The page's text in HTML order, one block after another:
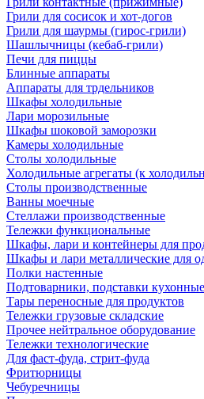
Грили для сосисок и хот-догов
Грили для шаурмы (гирос-грили)
Шашлычницы (кебаб-грили)
Печи для пиццы
Блинные аппараты
Аппараты для трдельников
Шкафы холодильные
Лари морозильные
Шкафы шоковой заморозки
Камеры холодильные
Столы холодильные
Холодильные агрегаты (к
Столы производственные
Ванны моечные
Стеллажи производственные
Тележки функциональные
Шкафы, лари и контейнеры для
Шкафы и лари металлические для
Полки настенные
Подтоварники, подставки кухонные
Тары переносные для продуктов
Тележки грузовые складские
Прочее нейтральное оборудование
Тележки технологические
Для фаст-фуда, стрит-фуда
Фритюрницы
Чебуречницы